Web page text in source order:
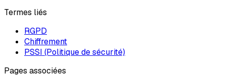
Termes liés
RGPD
Chiffrement
PSSI (Politique de sécurité)
Pages associées